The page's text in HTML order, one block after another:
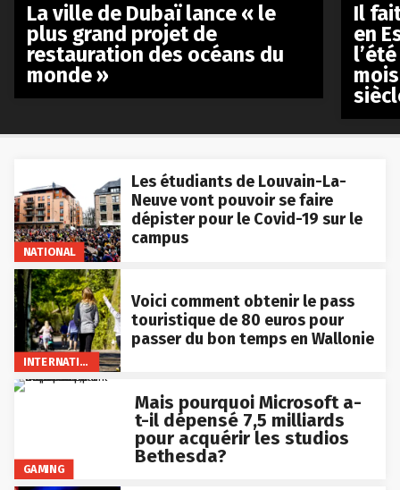
NATIONAL
Les étudiants de Louvain-La-
Neuve vont pouvoir se faire
dépister pour le Covid-19 sur le
campus
INTERNATIONAL
Voici comment obtenir le pass
touristique de 80 euros pour
passer du bon temps en Wallonie
GAMING
Mais pourquoi Microsoft a-
t-il dépensé 7,5 milliards
pour acquérir les studios
Bethesda?
La ville de Dubaï lance « le
plus grand projet de
restauration des océans du
monde »
Il
en